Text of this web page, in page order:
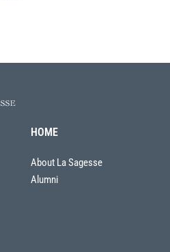
HOME
About La Sagesse
Alumni